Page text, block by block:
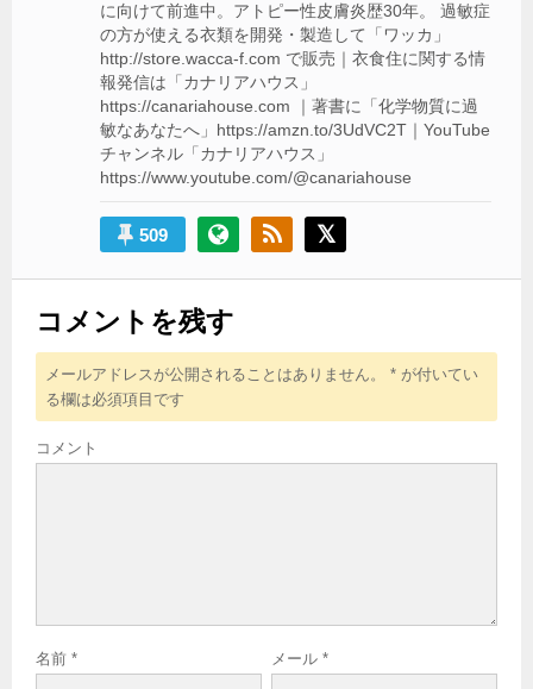
に向けて前進中。アトピー性皮膚炎歴30年。 過敏症
の方が使える衣類を開発・製造して「ワッカ」
http://store.wacca-f.com で販売｜衣食住に関する情
報発信は「カナリアハウス」
https://canariahouse.com ｜著書に「化学物質に過
敏なあなたへ」https://amzn.to/3UdVC2T｜YouTube
チャンネル「カナリアハウス」
https://www.youtube.com/@canariahouse
509
コメントを残す
メールアドレスが公開されることはありません。 * が付いてい
る欄は必須項目です
コメント
名前 * メール *